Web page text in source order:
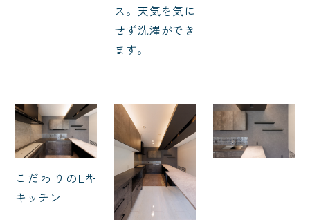
ス。天気を気に
せず洗濯ができ
ます。
こだわりのL型
キッチン